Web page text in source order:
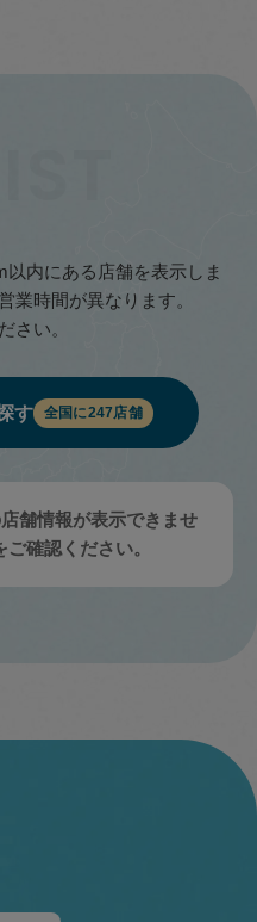
内にある店舗を表示しま
業時間が異なります。
さい。
す 全国に247店舗
舗情報が表示できませ
確認ください。